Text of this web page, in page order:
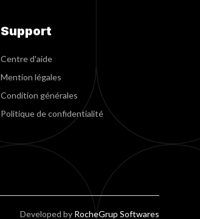
Support
Centre d'aide
Mention légales
Condition générales
Politique de confidentialité
Developed by RocheGrup Softwares